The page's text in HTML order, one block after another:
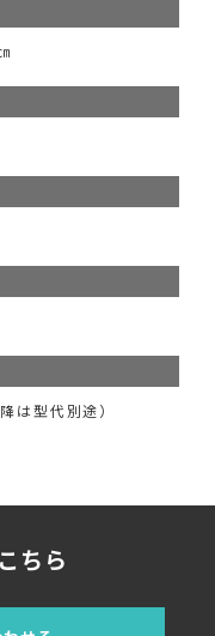
は型代別途）
ちら